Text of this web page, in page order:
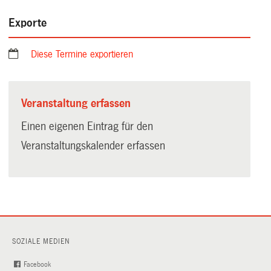
Exporte
Diese Termine exportieren
Veranstaltung erfassen
Einen eigenen Eintrag für den
Veranstaltungskalender erfassen
SOZIALE MEDIEN
Facebook